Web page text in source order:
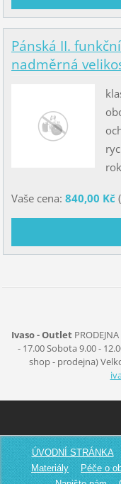
Pánská II.
nadměrná
Vaše cena: 840,00 Kč(
Ivaso - Outlet
- 17.00Sobota 9.00 -
shop - prodejna)
ÚVODNÍ STRÁNKA
Materiály
Péče o